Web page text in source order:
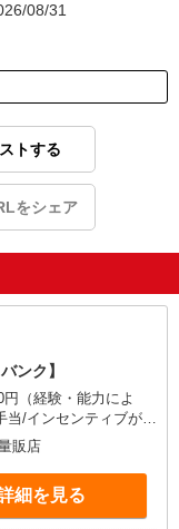
08/31
トする
をシェア
ンク】
（経験・能力によ
/インセンティブが加
り（平均残業時間：
あり・Workstyle支
によりインセンティ
） ゜+゜・。
入社祝い金10万円支
販店
細を見る